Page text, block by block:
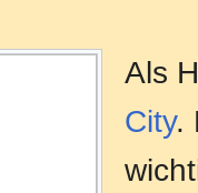
Als
City.